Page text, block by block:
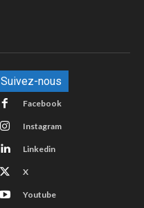
Suivez-nous
Facebook
Instagram
Linkedin
X
Youtube